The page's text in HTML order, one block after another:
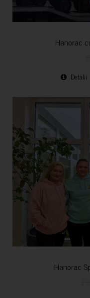
Hanorac
Detalii
Hanorac